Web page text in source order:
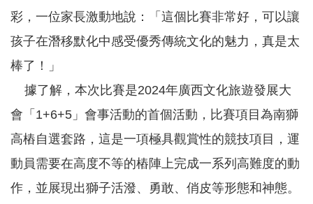
彩，一位家長激動地說：「這個比賽非常好，可以讓
孩子在潛移默化中感受優秀傳統文化的魅力，真是太
棒了！」
據了解，本次比賽是2024年廣西文化旅遊發展大
會「1+6+5」會事活動的首個活動，比賽項目為南獅
高樁自選套路，這是一項極具觀賞性的競技項目，運
動員需要在高度不等的樁陣上完成一系列高難度的動
作，並展現出獅子活潑、勇敢、俏皮等形態和神態。